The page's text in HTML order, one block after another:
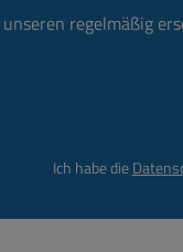
regelmäßig
Ich habe die